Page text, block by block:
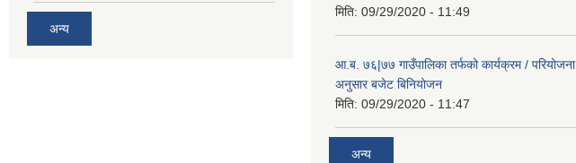
अन्य
मिति: 09/29/2020 - 11:49
आ.ब. ७६|७७ गाउँपालिका तर्फको कार्यक्रम / परियोजना
अनुसार बजेट बिनियोजन
मिति: 09/29/2020 - 11:47
अन्य